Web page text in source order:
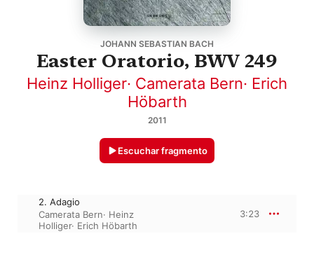
JOHANN SEBASTIAN BACH
Easter Oratorio, BWV 249
Heinz Holliger· Camerata Bern· Erich
Höbarth
2011
Escuchar fragmento
2. Adagio
Camerata Bern· Heinz
Holliger· Erich Höbarth
3:23